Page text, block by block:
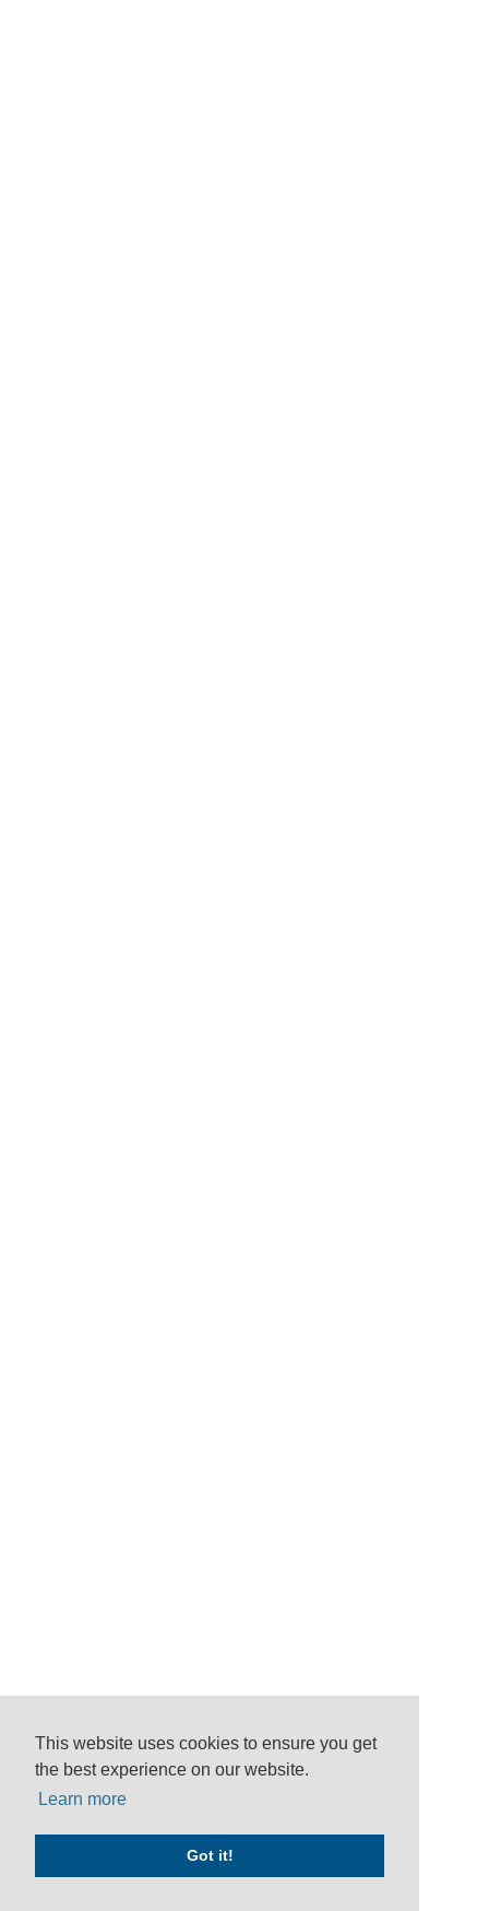
This website uses cookies to ensure you get
the best experience on our website.
Learn more
Got it!